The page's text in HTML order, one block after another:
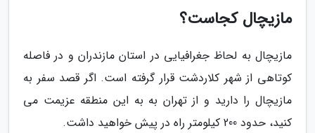
مازیچال کجاست؟
مازیچال به لحاظ جغرافیایی در استان مازندران و در فاصله
کوتاهی از شهر کلاردشت قرار گرفته است. اگر قصد سفر به
مازیچال را دارید و از تهران به به این منطقه عزیمت می
کنید، حدود 200 کیلومتر راه در پیش خواهید داشت.